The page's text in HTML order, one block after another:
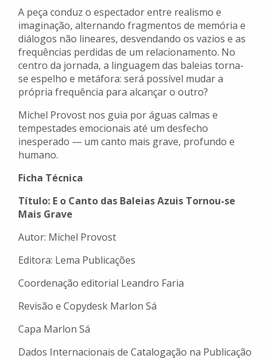
A peça conduz o espectador entre realismo e
imaginação, alternando fragmentos de memória e
diálogos não lineares, desvendando os vazios e as
frequências perdidas de um relacionamento. No
centro da jornada, a linguagem das baleias torna-
se espelho e metáfora: será possível mudar a
própria frequência para alcançar o outro?
Michel Provost nos guia por águas calmas e
tempestades emocionais até um desfecho
inesperado — um canto mais grave, profundo e
humano.
Ficha Técnica
Título: E o Canto das Baleias Azuis Tornou-se
Mais Grave
Autor: Michel Provost
Editora: Lema Publicações
Coordenação editorial Leandro Faria
Revisão e Copydesk Marlon Sá
Capa Marlon Sá
Dados Internacionais de Catalogação na Publicação